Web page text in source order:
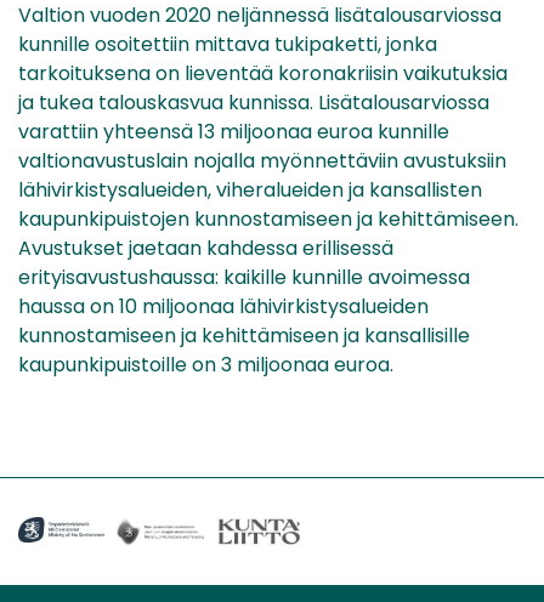
Valtion vuoden 2020 neljännessä lisätalousarviossa
kunnille osoitettiin mittava tukipaketti, jonka
tarkoituksena on lieventää koronakriisin vaikutuksia
ja tukea talouskasvua kunnissa. Lisätalousarviossa
varattiin yhteensä 13 miljoonaa euroa kunnille
valtionavustuslain nojalla myönnettäviin avustuksiin
lähivirkistysalueiden, viheralueiden ja kansallisten
kaupunkipuistojen kunnostamiseen ja kehittämiseen.
Avustukset jaetaan kahdessa erillisessä
erityisavustushaussa: kaikille kunnille avoimessa
haussa on 10 miljoonaa lähivirkistysalueiden
kunnostamiseen ja kehittämiseen ja kansallisille
kaupunkipuistoille on 3 miljoonaa euroa.